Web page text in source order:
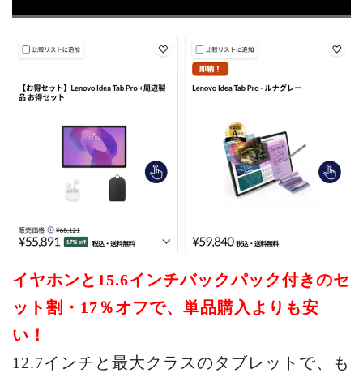
イヤホンと15.6インチバックパック付きのセ
ット割・17％オフで、単品購入よりも安
い！
12.7インチと最大クラスのタブレットで、も